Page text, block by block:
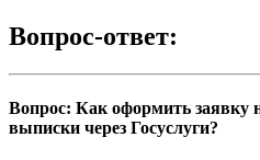
Вопрос-ответ:
Вопрос: Как оформить заявку
выписки через Госуслуги?